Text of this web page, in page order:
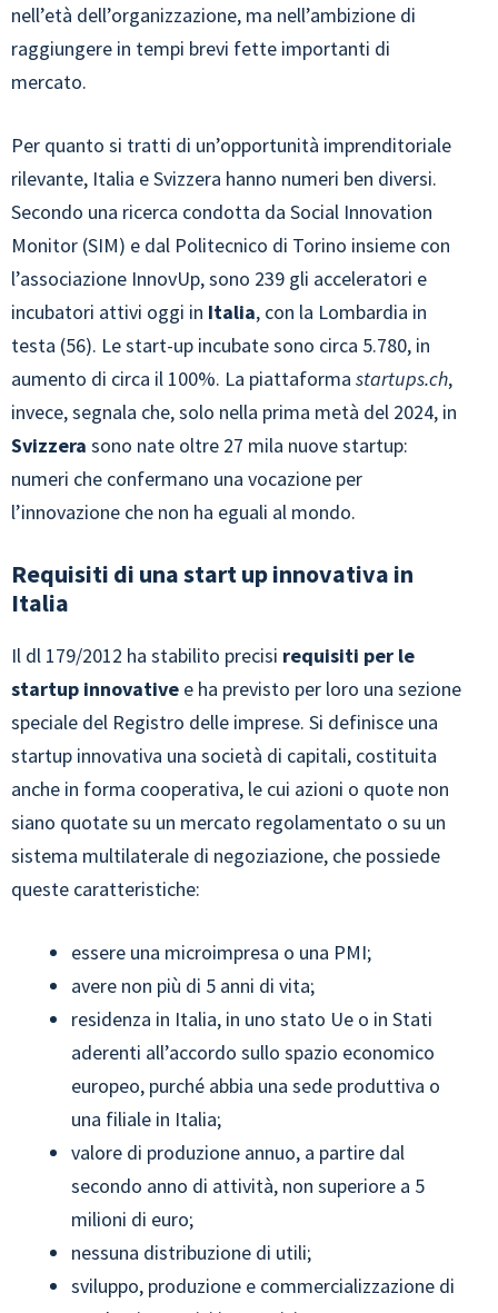
nell’età dell’organizzazione, ma nell’ambizione di
raggiungere in tempi brevi fette importanti di
mercato.
Per quanto si tratti di un’opportunità imprenditoriale
rilevante, Italia e Svizzera hanno numeri ben diversi.
Secondo una ricerca condotta da Social Innovation
Monitor (SIM) e dal Politecnico di Torino insieme con
l’associazione InnovUp, sono 239 gli acceleratori e
incubatori attivi oggi in Italia, con la Lombardia in
testa (56). Le start-up incubate sono circa 5.780, in
aumento di circa il 100%. La piattaforma startups.ch,
invece, segnala che, solo nella prima metà del 2024, in
Svizzera sono nate oltre 27 mila nuove startup:
numeri che confermano una vocazione per
l’innovazione che non ha eguali al mondo.
Requisiti di una start up innovativa in
Italia
Il dl 179/2012 ha stabilito precisi requisiti per le
startup innovative e ha previsto per loro una sezione
speciale del Registro delle imprese. Si definisce una
startup innovativa una società di capitali, costituita
anche in forma cooperativa, le cui azioni o quote non
siano quotate su un mercato regolamentato o su un
sistema multilaterale di negoziazione, che possiede
queste caratteristiche:
essere una microimpresa o una PMI;
avere non più di 5 anni di vita;
residenza in Italia, in uno stato Ue o in Stati
aderenti all’accordo sullo spazio economico
europeo, purché abbia una sede produttiva o
una filiale in Italia;
valore di produzione annuo, a partire dal
secondo anno di attività, non superiore a 5
milioni di euro;
nessuna distribuzione di utili;
sviluppo, produzione e commercializzazione di